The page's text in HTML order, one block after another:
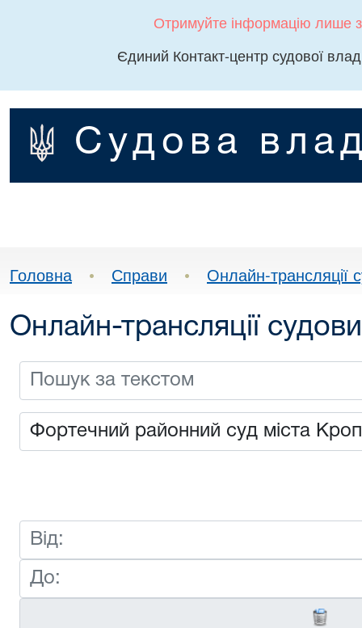
Отримуйте інформацію лише
Єдиний Контакт-центр судової
Судова
Головна • Справи • Онлайн-трансляції
Онлайн-трансляції